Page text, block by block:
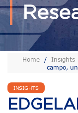
Home / Insights
campo,
INSIGHTS